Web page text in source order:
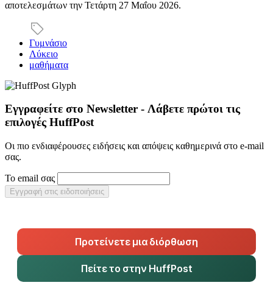
αποτελεσμάτων την Τετάρτη 27 Μαΐου 2026.
Γυμνάσιο
Λύκειο
μαθήματα
Εγγραφείτε στο Newsletter - Λάβετε πρώτοι τις
επιλογές HuffPost
Οι πιο ενδιαφέρουσες ειδήσεις και απόψεις καθημερινά στο e-mail
σας.
Το email σας
Εγγραφή στις ειδοποιήσεις
Προτείνετε μια διόρθωση
Πείτε το στην HuffPost